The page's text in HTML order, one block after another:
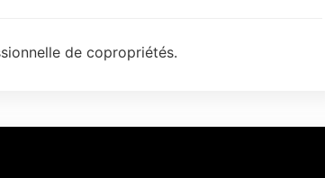
de copropriétés.